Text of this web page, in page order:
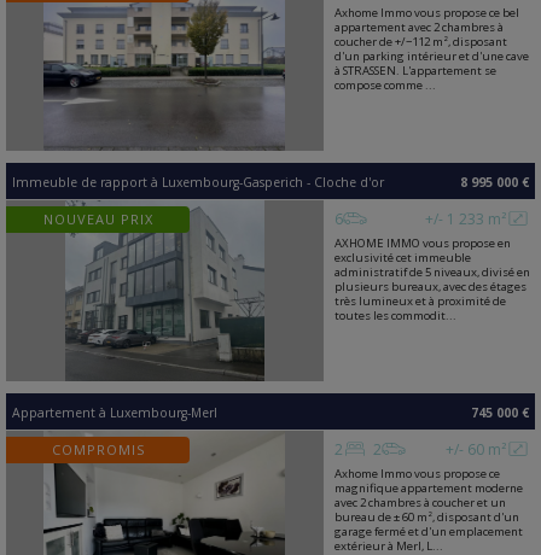
Axhome Immo vous propose ce bel
appartement avec 2 chambres à
coucher de +/−112 m², disposant
d'un parking intérieur et d'une cave
à STRASSEN. L'appartement se
compose comme ...
Immeuble de rapport à Luxembourg-Gasperich - Cloche d'or 8 995 000 €
NOUVEAU PRIX +/- 1 233 m²
6
AXHOME IMMO vous propose en
exclusivité cet immeuble
administratif de 5 niveaux, divisé en
plusieurs bureaux, avec des étages
très lumineux et à proximité de
toutes les commodit...
Appartement à Luxembourg-Merl 745 000 €
COMPROMIS +/- 60 m²
2 2
Axhome Immo vous propose ce
magnifique appartement moderne
avec 2 chambres à coucher et un
bureau de ± 60 m², disposant d'un
garage fermé et d'un emplacement
extérieur à Merl, L...